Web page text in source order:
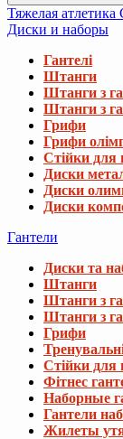
Тяжелая атлетика
Диски и наборы
Гантелі
Штанги
Штанги з
Штанги з
Грифи
Грифи
Стійки для
Диски
Диски
Диски
Гантели
Диски та
Штанги
Штанги з
Штанги з
Грифи
Стійки для
Фітнес
Наборные
Гантели
Жилеты